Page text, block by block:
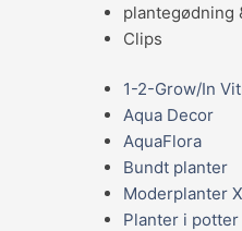
plantegødning
Clips
1-2-Grow/In
Aqua Decor
AquaFlora
Bundt planter
Moderplanter
Planter i potter